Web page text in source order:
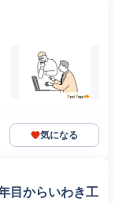
気になる
目からいわき工